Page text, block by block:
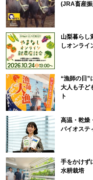
(JRA畜産
山梨暮らし
しオンライ
“漁師の日”
大人も子ど
ト
高温・乾燥
バイオステ
手をかけず
水耕栽培